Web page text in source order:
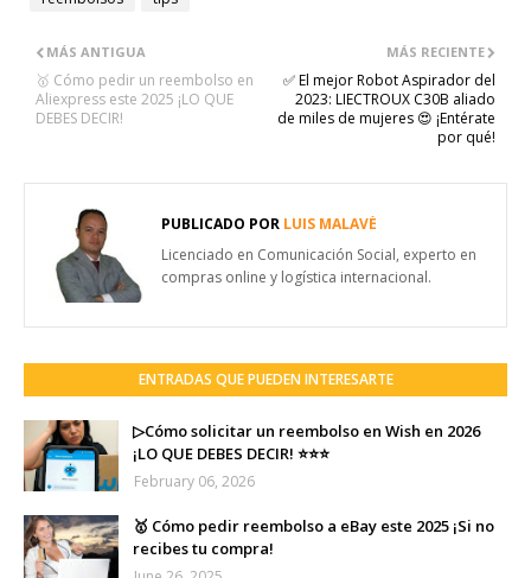
MÁS RECIENTE
✅ El mejor Robot Aspirador del
2023: LIECTROUX C30B aliado
de miles de mujeres 😍 ¡Entérate
por qué!
MÁS ANTIGUA
🥇 Cómo pedir un reembolso en
Aliexpress este 2025 ¡LO QUE
DEBES DECIR!
PUBLICADO POR LUIS MALAVÉ
Licenciado en Comunicación Social, experto en
compras online y logística internacional.
ENTRADAS QUE PUEDEN INTERESARTE
▷Cómo solicitar un reembolso en Wish en 2026
¡LO QUE DEBES DECIR! ⭐⭐⭐
February 06, 2026
🥇 Cómo pedir reembolso a eBay este 2025 ¡Si no
recibes tu compra!